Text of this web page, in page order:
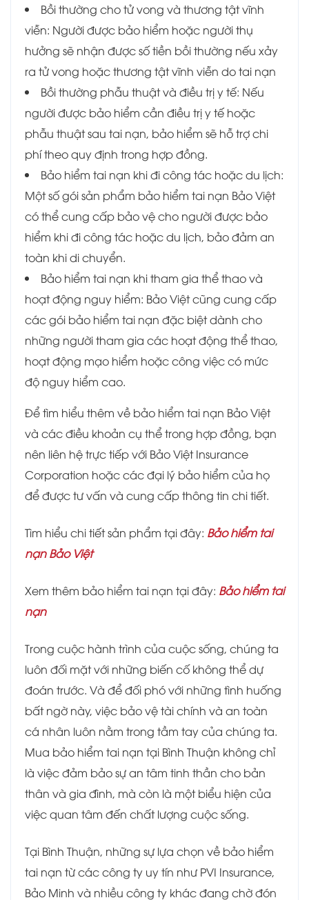
Bồi thường cho tử vong và thương tật vĩnh
viễn: Người được bảo hiểm hoặc người thụ
hưởng sẽ nhận được số tiền bồi thường nếu xảy
ra tử vong hoặc thương tật vĩnh viễn do tai nạn
Bồi thường phẫu thuật và điều trị y tế: Nếu
người được bảo hiểm cần điều trị y tế hoặc
phẫu thuật sau tai nạn, bảo hiểm sẽ hỗ trợ chi
phí theo quy định trong hợp đồng.
Bảo hiểm tai nạn khi đi công tác hoặc du lịch:
Một số gói sản phẩm bảo hiểm tai nạn Bảo Việt
có thể cung cấp bảo vệ cho người được bảo
hiểm khi đi công tác hoặc du lịch, bảo đảm an
toàn khi di chuyển.
Bảo hiểm tai nạn khi tham gia thể thao và
hoạt động nguy hiểm: Bảo Việt cũng cung cấp
các gói bảo hiểm tai nạn đặc biệt dành cho
những người tham gia các hoạt động thể thao,
hoạt động mạo hiểm hoặc công việc có mức
độ nguy hiểm cao.
Để tìm hiểu thêm về bảo hiểm tai nạn Bảo Việt
và các điều khoản cụ thể trong hợp đồng, bạn
nên liên hệ trực tiếp với Bảo Việt Insurance
Corporation hoặc các đại lý bảo hiểm của họ
để được tư vấn và cung cấp thông tin chi tiết.
Tìm hiểu chi tiết sản phẩm tại đây: Bảo hiểm tai
nạn Bảo Việt
Xem thêm bảo hiểm tai nạn tại đây: Bảo hiểm tai
nạn
Trong cuộc hành trình của cuộc sống, chúng ta
luôn đối mặt với những biến cố không thể dự
đoán trước. Và để đối phó với những tình huống
bất ngờ này, việc bảo vệ tài chính và an toàn
cá nhân luôn nằm trong tầm tay của chúng ta.
Mua bảo hiểm tai nạn tại Bình Thuận không chỉ
là việc đảm bảo sự an tâm tinh thần cho bản
thân và gia đình, mà còn là một biểu hiện của
việc quan tâm đến chất lượng cuộc sống.
Tại Bình Thuận, những sự lựa chọn về bảo hiểm
tai nạn từ các công ty uy tín như PVI Insurance,
Bảo Minh và nhiều công ty khác đang chờ đón